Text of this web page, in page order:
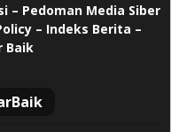
– Pedoman Media Siber
– Indeks Berita –
Baik